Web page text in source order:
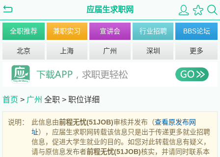
应届生求职网
全职推荐 兼职实习 宣讲会 行业招聘 BBS论坛
北京 上海 广州 深圳 更多
首页 > 广州 全职 > 职位详细
说明： 此信息由前程无忧(51JOB)审核并发布（查看原发布网
址），应届生求职网转载该信息只是出于传递更多就业招聘
信息，促进大学生就业的目的。如您对此转载信息有疑义，
请与原信息发布者前程无忧(51JOB)核实，并请同时联系本